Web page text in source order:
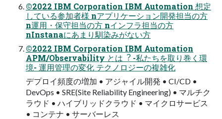
©2022 IBM Corporation IBM Automation 想定
している参加者様 nアプリケーション開発担当の⽅
n運⽤・保守担当の⽅ nインフラ担当の⽅
nInstanaにあまり馴染みがない⽅
©2022 IBM Corporation IBM Automation
APM/Observability とは︖ -私たちを取り巻く環
境- 運⽤管理の変化 テクノロジーの複雑化
デプロイ頻度の増加 • アジャイル開発 • CI/CD •
DevOps • SRE(Site Reliability Engineering) • マルチク
ラウド • ハイブリッドクラウド • マイクロサービス
• コンテナ • サーバーレス